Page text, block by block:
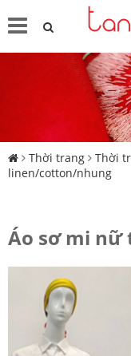
Thời trang Thời
linen/cotton/nhung
Áo sơ mi nữ